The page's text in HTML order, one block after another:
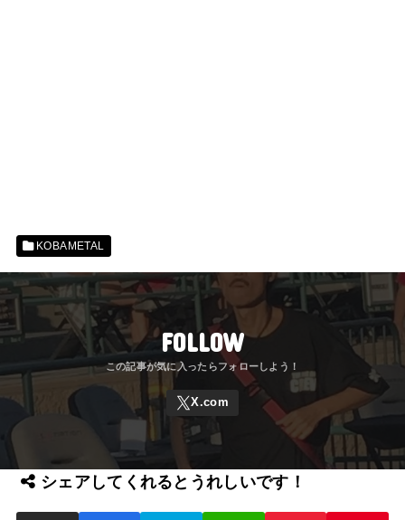
KOBAMETAL
FOLLOW
シェアしてくれるとうれしいです！